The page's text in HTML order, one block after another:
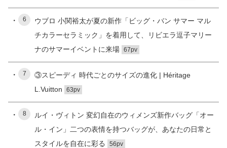
6
ウブロ 小関裕太が夏の新作「ビッグ・バン サマー マル
チカラーセラミック」を着用して、リビエラ逗子マリー
ナのサマーイベントに来場 67pv
7
③スピーディ 時代ごとのサイズの進化 | Héritage
L.Vuitton
63pv
8
ルイ・ヴィトン 変幻自在のウィメンズ新作バッグ「オー
ル・イン」二つの表情を持つバッグが、あなたの日常と
スタイルを自在に彩る
56pv